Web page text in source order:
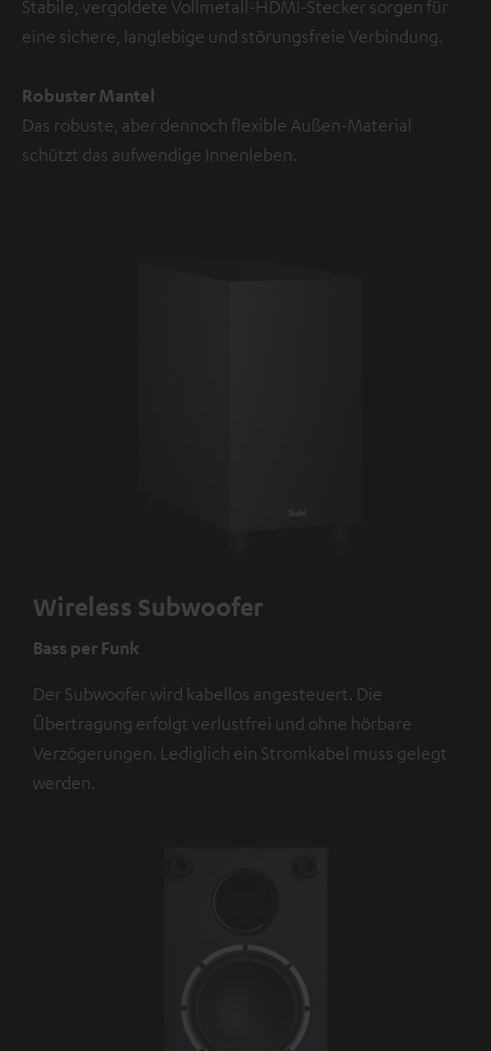
Stabile, vergoldete Vollmetall-HDMI-Stecker sorgen für
eine sichere, langlebige und störungsfreie Verbindung.
Robuster Mantel
Das robuste, aber dennoch flexible Außen-Material
schützt das aufwendige Innenleben.
Wireless Subwoofer
Bass per Funk
Der Subwoofer wird kabellos angesteuert. Die
Übertragung erfolgt verlustfrei und ohne hörbare
Verzögerungen. Lediglich ein Stromkabel muss gelegt
werden.